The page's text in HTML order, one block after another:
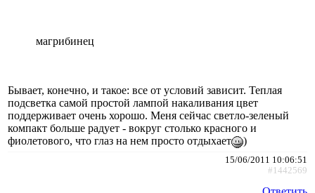
магрибинец
Бывает, конечно, и такое: все от условий зависит. Теплая
подсветка самой простой лампой накаливания цвет
поддерживает очень хорошо. Меня сейчас светло-зеленый
компакт больше радует - вокруг столько красного и
фиолетового, что глаз на нем просто отдыхает
)
15/06/2011 10:06:51
#1442569